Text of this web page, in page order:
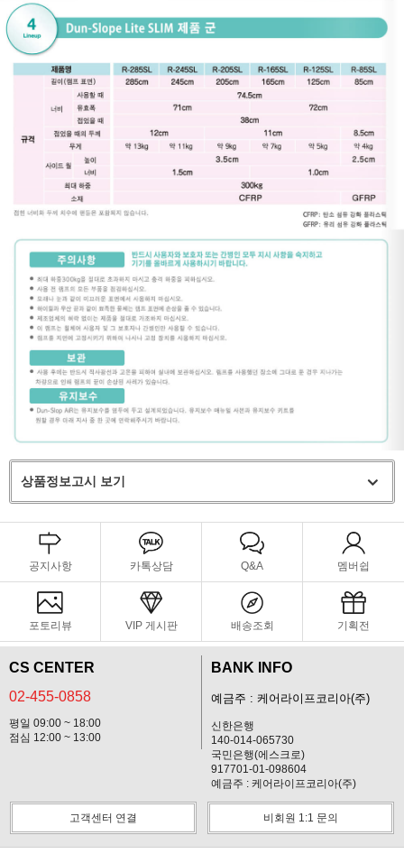
상품정보고시 보기
공지사항 카톡상담 Q&A 멤버쉽
포토리뷰 VIP 게시판 배송조회 기획전
CS CENTER
02-455-0858
평일 09:00 ~ 18:00
점심 12:00 ~ 13:00
BANK INFO
예금주 : 케어라이프코리아(주)
신한은행
140-014-065730
국민은행(에스크로)
917701-01-098604
예금주 : 케어라이프코리아(주)
고객센터 연결 비회원 1:1 문의